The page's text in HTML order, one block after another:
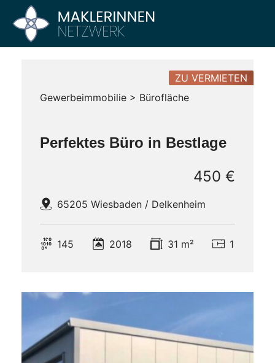
Inhalt
springenMaklerinnen
Vier
Büros
Gewerbeimmobilie > Bürofläche
ZU VERMIETEN
Perfektes Büro in Bestlage
65205 Wiesbaden / Delkenheim
450 €
145 2018 31 m² 1